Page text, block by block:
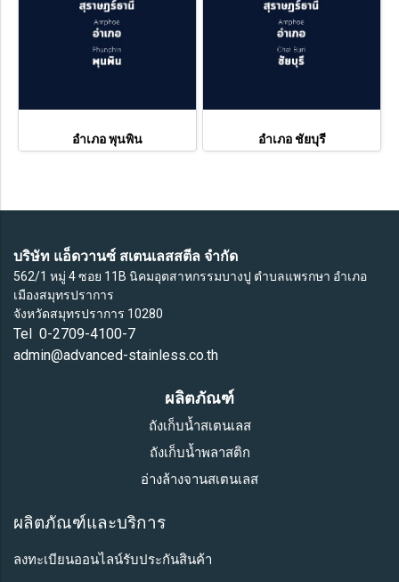
อำเภอ พุนพิน อำเภอ ชัยบุรี
บริษัท แอ็ดวานซ์ สเตนเลสสตีล จำกัด
562/1 หมู่ 4 ซอย 11B นิคมอุตสาหกรรมบางปู ตำบลแพรกษา อำเภอ
เมืองสมุทรปราการ
จังหวัดสมุทรปราการ 10280
Tel 0-2709-4100-7
admin@advanced-stainless.co.th
ผลิตภัณฑ์
ถังเก็บน้ำสเตนเลส
ถังเก็บน้ำพลาสติก
อ่างล้างจานสเตนเลส
ผลิตภัณฑ์และบริการ
ลงทะเบียนออนไลน์รับประกันสินค้า